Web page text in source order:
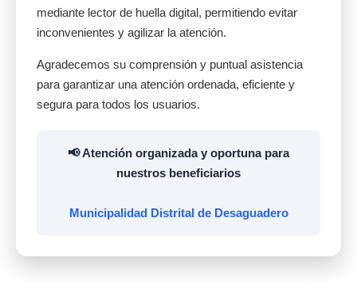
mediante lector de huella digital, permitiendo evitar
inconvenientes y agilizar la atención.
Agradecemos su comprensión y puntual asistencia
para garantizar una atención ordenada, eficiente y
segura para todos los usuarios.
📢 Atención organizada y oportuna para
nuestros beneficiarios
Municipalidad Distrital de Desaguadero